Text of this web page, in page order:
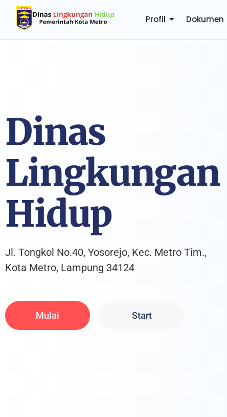
Profil Dokumen
Dinas
Lingkungan
Hidup
Jl. Tongkol No.40, Yosorejo, Kec. Metro Tim.,
Kota Metro, Lampung 34124
Mulai Start